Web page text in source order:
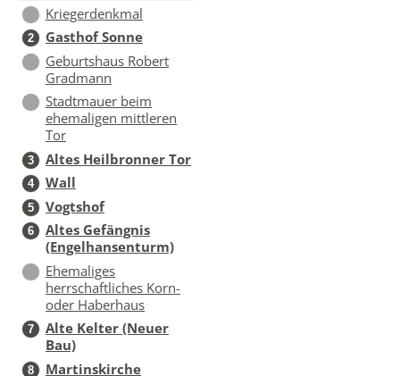
Kriegerdenkmal
2
Gasthof Sonne
Geburtshaus Robert
Gradmann
Stadtmauer beim
ehemaligen mittleren
Tor
3 Altes Heilbronner Tor
4 Wall
5 Vogtshof
6
Altes Gefängnis
(Engelhansenturm)
Ehemaliges
herrschaftliches Korn-
oder Haberhaus
7
Alte Kelter (Neuer
Bau)
8 Martinskirche